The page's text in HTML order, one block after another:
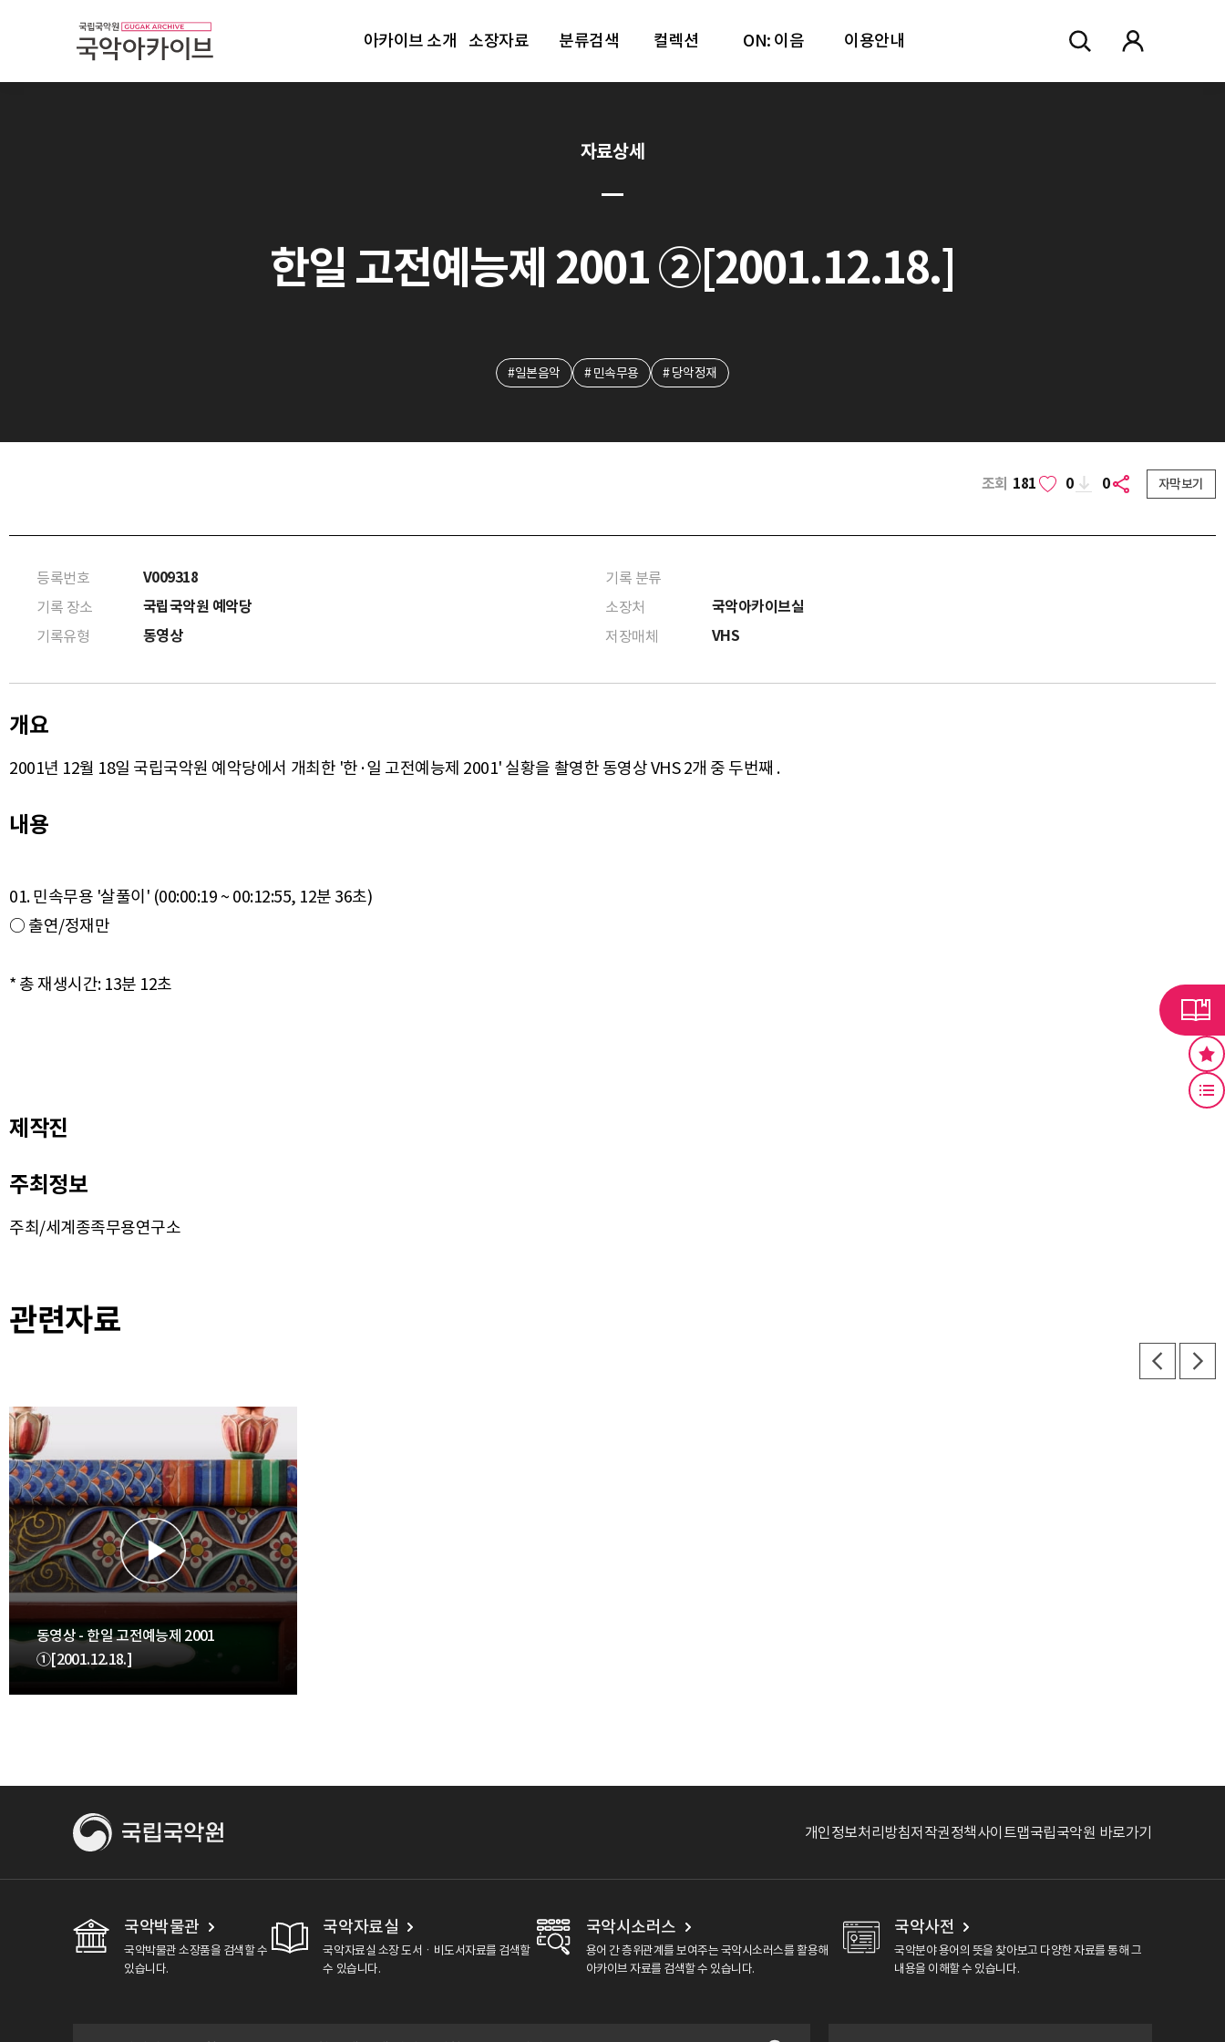
아카이브 소개 소장자료 분류검색 컬렉션 ON: 이음 이용안내
자료상세
한일 고전예능제 2001 ②[2001.12.18.]
#일본음악 # 민속무용 # 당악정재
조회 181 0 0 자막보기
등록번호 V009318
기록 분류
기록 장소
국립국악원 예악당 소장처 국악아카이브실
기록유형 동영상 저장매체 VHS
개요
2001년 12월 18일 국립국악원 예악당에서 개최한 '한·일 고전예능제 2001' 실황을 촬영한 동영상 VHS 2개 중 두번째 .
내용
01. 민속무용 '살풀이' (00:00:19 ~ 00:12:55, 12분 36초)
○ 출연/정재만
제작진
주최정보
주최/세계종족무용연구소
관련자료
동영상 - 한일 고전예능제 2001
①[2001.12.18.]
개인정보처리방침저작권정책사이트맵국립국악원 바로가기
국악박물관
국악박물관 소장품을 검색할 수
있습니다.
국악자료실
국악자료실 소장 도서ㆍ비도서자료를 검색할
수 있습니다.
국악시소러스
용어 간 층위관계를 보여주는 국악시소러스를 활용해
아카이브 자료를 검색할 수 있습니다.
국악사전
국악분야 용어의 뜻을 찾아보고 다양한 자료를 통해 그
내용을 이해할 수 있습니다.